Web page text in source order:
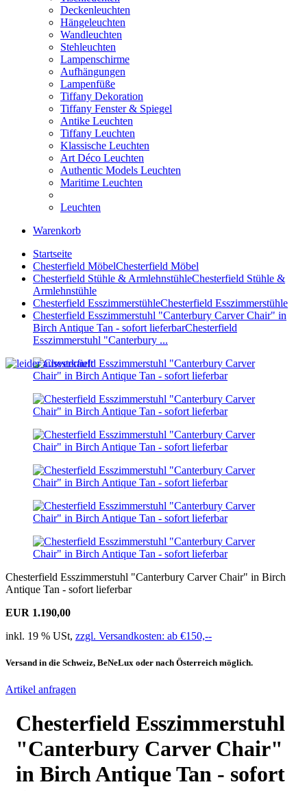
Deckenleuchten
Hängeleuchten
Wandleuchten
Stehleuchten
Lampenschirme
Aufhängungen
Lampenfüße
Tiffany Dekoration
Tiffany Fenster & Spiegel
Antike Leuchten
Tiffany Leuchten
Klassische Leuchten
Art Déco Leuchten
Authentic Models Leuchten
Maritime Leuchten
Leuchten
Warenkorb
Startseite
Chesterfield MöbelChesterfield Möbel
Chesterfield Stühle & ArmlehnstühleChesterfield Stühle &
Armlehnstühle
Chesterfield EsszimmerstühleChesterfield Esszimmerstühle
Chesterfield Esszimmerstuhl "Canterbury Carver Chair" in
Birch Antique Tan - sofort lieferbarChesterfield
Esszimmerstuhl "Canterbury ...
Chesterfield Esszimmerstuhl "Canterbury Carver Chair" in Birch
Antique Tan - sofort lieferbar
EUR 1.190,00
inkl. 19 % USt, zzgl. Versandkosten: ab €150,--
Versand in die Schweiz, BeNeLux oder nach Österreich möglich.
Artikel anfragen
Chesterfield Esszimmerstuhl
"Canterbury Carver Chair"
in Birch Antique Tan - sofort